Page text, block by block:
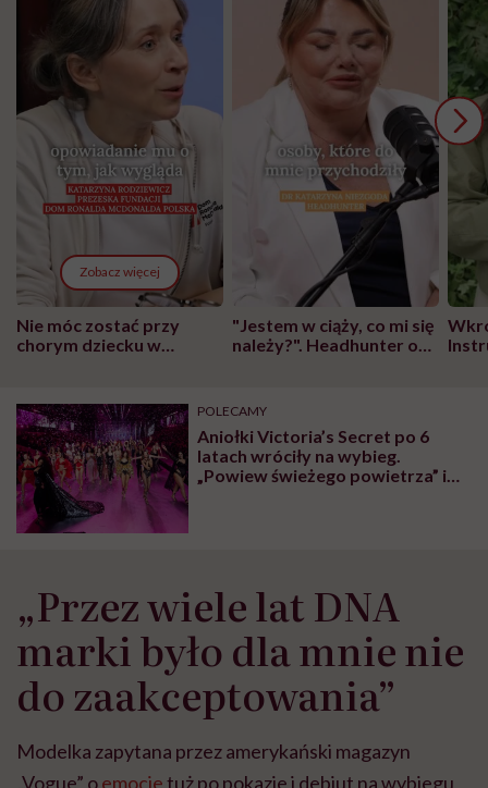
Zobacz więcej
Nie móc zostać przy
chorym dziecku w
może chyba tylko
głupota i brak
wyobraźni"
"Jestem w ciąży, co mi się
należy?". Headhunter o
pracy
POLECAMY
Aniołki Victoria’s Secret po 6
latach wróciły na wybieg.
„Powiew świeżego powietrza” i
„Przez wiele lat DNA
marki było dla mnie nie
do zaakceptowania”
Modelka zapytana przez amerykański magazyn
„Vogue” oemocjetuż po pokazie i debiut na wybiegu